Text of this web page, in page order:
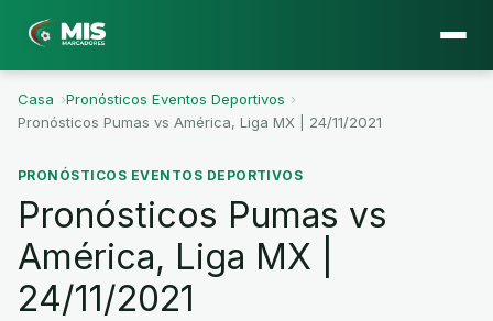
Casa ›Pronósticos Eventos Deportivos ›
Pronósticos Pumas vs América, Liga MX | 24/11/2021
PRONÓSTICOS EVENTOS DEPORTIVOS
Pronósticos Pumas vs
América, Liga MX |
24/11/2021